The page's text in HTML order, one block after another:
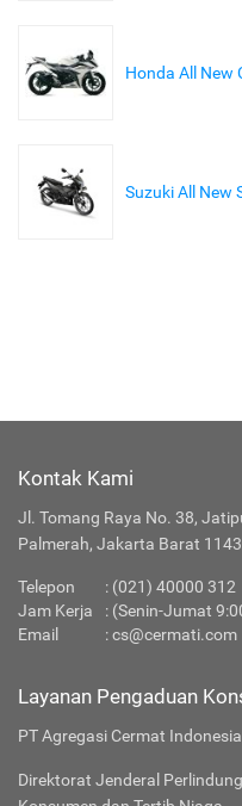
Honda All New
Suzuki All New
Kontak Kami
Jl. Tomang Raya No. 38,
Palmerah, Jakarta Barat
Telepon : (021) 40000 312
Jam Kerja
: (Senin-Jumat
Email
:cs@cermati.com
Layanan Pengaduan
PT Agregasi Cermat
Direktorat Jenderal